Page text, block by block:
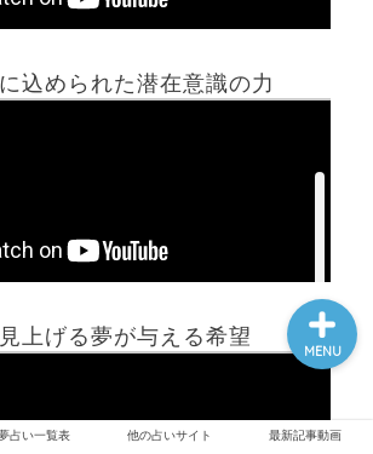
込められた潜在意識の力
上げる夢が与える希望
占い一覧表 他の占いサイト 最新記事動画
MENU
夢占い一覧表